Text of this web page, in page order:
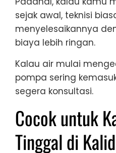
sejak awal, teknisi
menyelesaikannya
biaya lebih ringan.
Kalau air mulai
pompa sering
segera konsultasi.
Cocok untuk
Tinggal di